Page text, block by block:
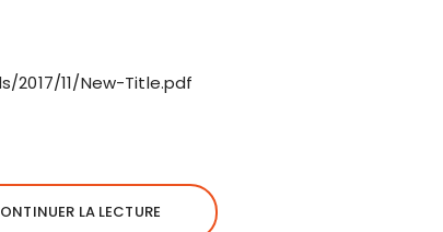
11/New-Title.pdf
LA LECTURE